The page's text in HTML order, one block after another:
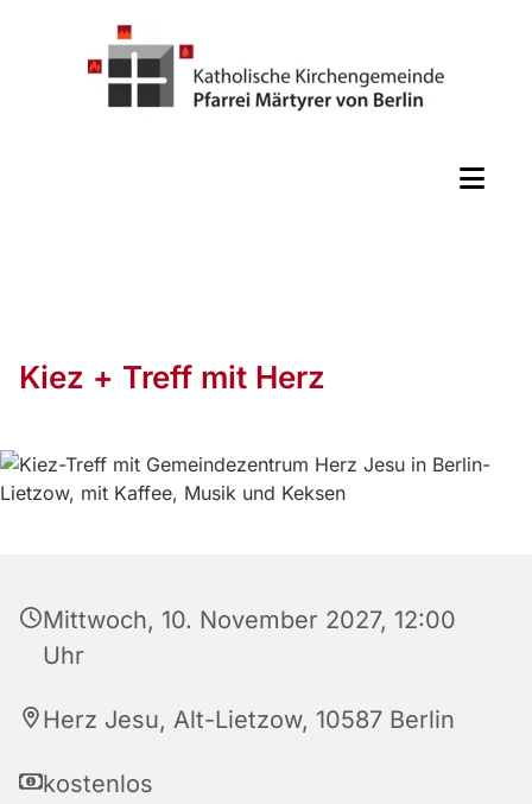
Kiez + Treff mit Herz
Mittwoch, 10. November 2027, 12:00
Uhr
Herz Jesu, Alt-Lietzow, 10587 Berlin
kostenlos